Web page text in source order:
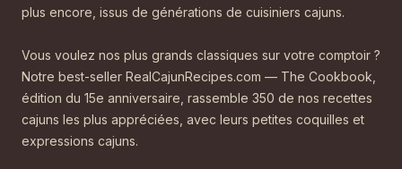
plus encore, issus de générations de cuisiniers cajuns.
Vous voulez nos plus grands classiques sur votre comptoir ?
Notre best-seller RealCajunRecipes.com — The Cookbook,
édition du 15e anniversaire, rassemble 350 de nos recettes
cajuns les plus appréciées, avec leurs petites coquilles et
expressions cajuns.